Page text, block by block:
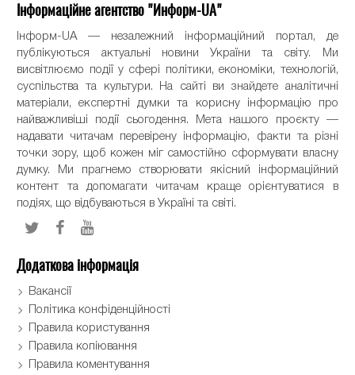
Інформаційне агентство "Информ-UA"
Інформ-UA — незалежний інформаційний портал, де
публікуються актуальні новини України та світу. Ми
висвітлюємо події у сфері політики, економіки, технологій,
суспільства та культури. На сайті ви знайдете аналітичні
матеріали, експертні думки та корисну інформацію про
найважливіші події сьогодення. Мета нашого проєкту —
надавати читачам перевірену інформацію, факти та різні
точки зору, щоб кожен міг самостійно сформувати власну
думку. Ми прагнемо створювати якісний інформаційний
контент та допомагати читачам краще орієнтуватися в
подіях, що відбуваються в Україні та світі.
Додаткова інформація
Вакансії
Політика конфіденційності
Правила користування
Правила копіювання
Правила коментування